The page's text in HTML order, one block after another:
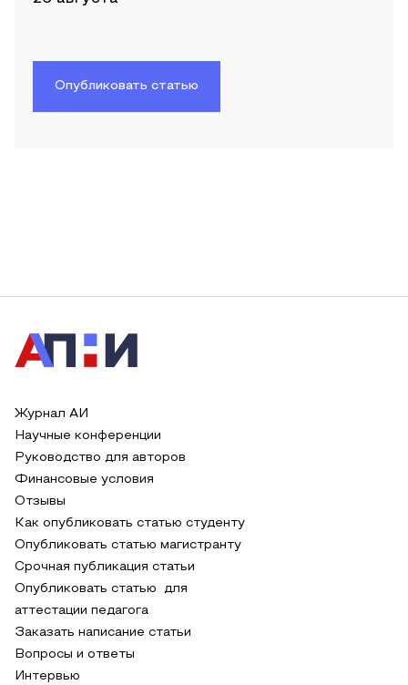
Опубликовать статью
Журнал АИ
Научные конференции
Руководство для авторов
Финансовые условия
Отзывы
Как опубликовать статью студенту
Опубликовать статью магистранту
Срочная публикация статьи
Опубликовать статью для
аттестации педагога
Заказать написание статьи
Вопросы и ответы
Интервью